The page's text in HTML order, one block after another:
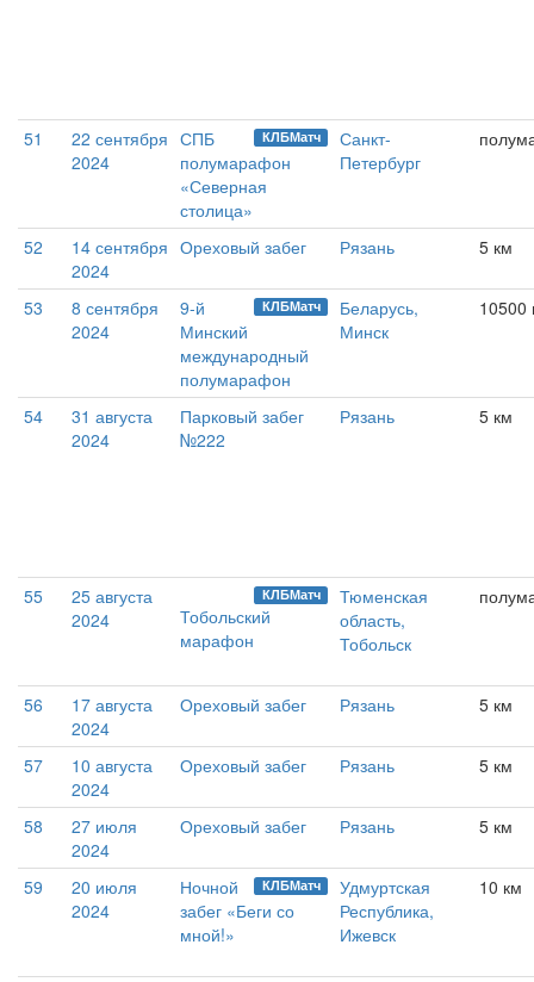
51
22 сентября
2024
КЛБМатч
СПБ
полумарафон
«Северная
столица»
Санкт-
Петербург
52
14 сентября
2024
Ореховый забег Рязань 5 км
53
8 сентября
2024
КЛБМатч
9-й
Минский
международный
полумарафон
Беларусь,
Минск
10500
54
31 августа
2024
Парковый забег
№222
Рязань 5 км
55
25 августа
2024
КЛБМатч
Тобольский
марафон
Тюменская
область,
Тобольск
56
17 августа
2024
Ореховый забег Рязань 5 км
57
10 августа
2024
Ореховый забег Рязань 5 км
58
27 июля
2024
Ореховый забег Рязань 5 км
59
20 июля
2024
КЛБМатч
Ночной
забег «Беги со
мной!»
Удмуртская
Республика,
Ижевск
10 км